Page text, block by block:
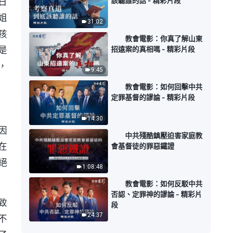
31:02
9:45
教會電影：你真了解山東
招遠案的真相嗎 - 精彩片段
14:30
教會電影：如何回擊中共
定罪基督的謬論 - 精彩片段
1:08:48
中共殘酷鎮壓迫害家庭教
會基督徒的罪惡鐵證
24:37
教會電影：如何反駁中共
否認、定罪神的謬論 - 精彩片
段